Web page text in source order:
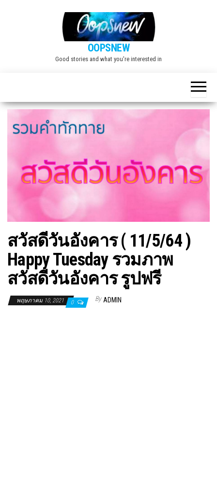
OOPSNEW
Good stories and what you're interested in
สวัสดีวันอังคาร ( 11/5/64 )
Happy Tuesday รวมภาพ
สวัสดีวันอังคาร รูปฟรี
พฤษภาคม 10, 2021 0 By ADMIN